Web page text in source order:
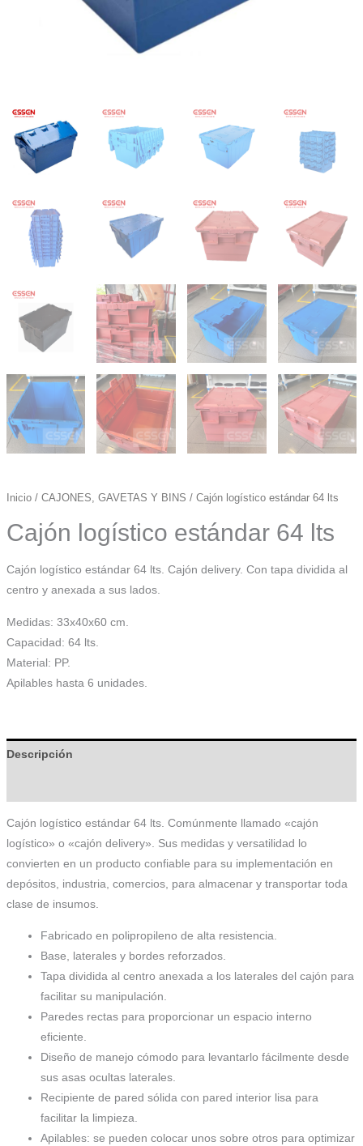
Inicio/ CAJONES, GAVETAS Y BINS / Cajón logístico estándar 64 lts
Cajón logístico estándar 64 lts
Cajón logístico estándar 64 lts. Cajón delivery. Con tapa dividida al
centro y anexada a sus lados.
Medidas: 33x40x60 cm.
Capacidad: 64 lts.
Material: PP.
Apilables hasta 6 unidades.
Descripción
Cajón logístico estándar 64 lts. Comúnmente llamado «cajón
logístico» o «cajón delivery». Sus medidas y versatilidad lo
convierten en un producto confiable para su implementación en
depósitos, industria, comercios, para almacenar y transportar toda
clase de insumos.
Fabricado en polipropileno de alta resistencia.
Base, laterales y bordes reforzados.
Tapa dividida al centro anexada a los laterales del cajón para
facilitar su manipulación.
Paredes rectas para proporcionar un espacio interno
eficiente.
Diseño de manejo cómodo para levantarlo fácilmente desde
sus asas ocultas laterales.
Recipiente de pared sólida con pared interior lisa para
facilitar la limpieza.
Apilables: se pueden colocar unos sobre otros para optimizar